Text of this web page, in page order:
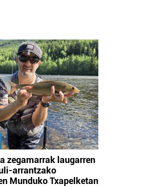
zegamarrak laugarren
arrantzako
Munduko Txapelketan